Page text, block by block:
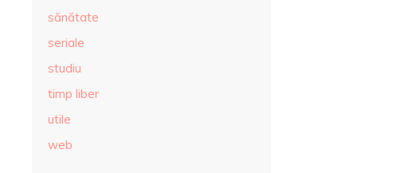
sănătate
seriale
studiu
timp liber
utile
web